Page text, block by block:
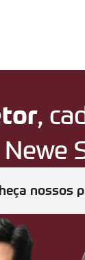
,
nossos